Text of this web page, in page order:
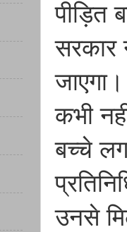
पीड़ित
सरकार
कभी
बच्चे
उनसे